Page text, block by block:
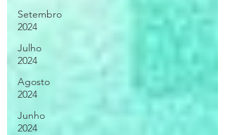
Setembro
2024
Julho
2024
Agosto
2024
Junho
2024